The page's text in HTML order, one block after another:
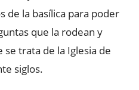
de la basílica para poder
que la rodean y
trata de la Iglesia de
siglos.